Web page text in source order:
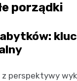
porządki
perspektywy